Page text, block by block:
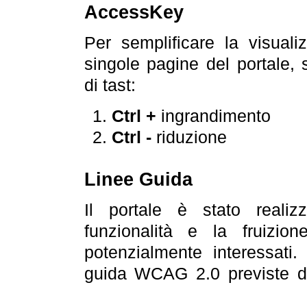
AccessKey
Per semplificare la
singole pagine del portale,
di tast:
Ctrl + ingrandimento
Ctrl -riduzione
Linee Guida
Il portale è stato
funzionalità e la
potenzialmente
guida WCAG 2.0 previste